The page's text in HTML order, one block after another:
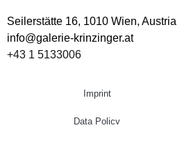
Seilerstätte 16, 1010 Wien, Austria
info@galerie-krinzinger.at
+43 1 5133006
Imprint
Data Policy